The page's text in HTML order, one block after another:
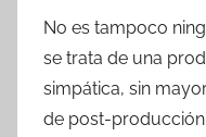
No es tampoco
se trata de una
simpática, sin
de post-